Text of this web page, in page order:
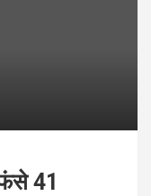
41